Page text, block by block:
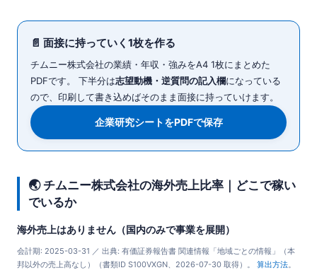
📄 面接に持っていく1枚を作る
チムニー株式会社の業績・年収・強みをA4 1枚にまとめた
PDFです。 下半分は志望動機・逆質問の記入欄になっている
ので、印刷して書き込めばそのまま面接に持っていけます。
企業研究シートをPDFで保存
🌏 チムニー株式会社の海外売上比率｜どこで稼い
でいるか
海外売上はありません（国内のみで事業を展開）
会計期: 2025-03-31 ／ 出典: 有価証券報告書 関連情報「地域ごとの情報」（本
邦以外の売上高なし）（書類ID S100VXGN、2026-07-30 取得）。 算出方法